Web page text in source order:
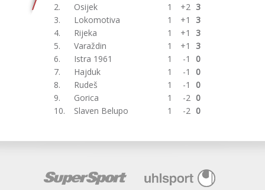
2.
Osijek 1 +2 3
3.
Lokomotiva 1 +1
3
4.
Rijeka 1 +1
3
5.
Varaždin 1 +1
3
6.
Istra 1961 1 -1
0
7.
Hajduk 1 -1
0
8.
Rudeš 1 -1
0
9.
Gorica 1 -2 0
10.
Slaven Belupo 1 -2 0